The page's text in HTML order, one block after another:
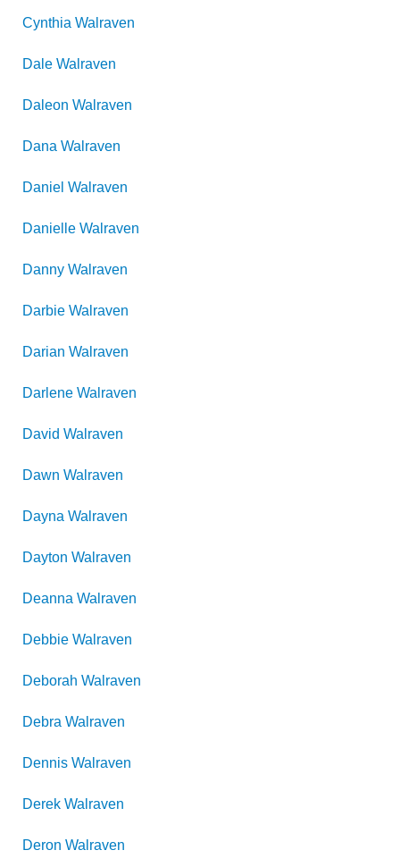
Cynthia Walraven
Dale Walraven
Daleon Walraven
Dana Walraven
Daniel Walraven
Danielle Walraven
Danny Walraven
Darbie Walraven
Darian Walraven
Darlene Walraven
David Walraven
Dawn Walraven
Dayna Walraven
Dayton Walraven
Deanna Walraven
Debbie Walraven
Deborah Walraven
Debra Walraven
Dennis Walraven
Derek Walraven
Deron Walraven